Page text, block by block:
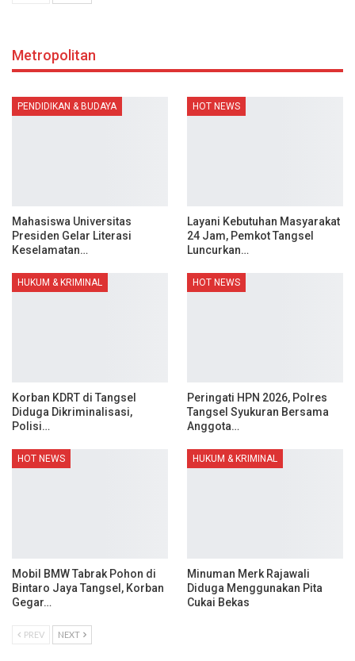
Metropolitan
PENDIDIKAN & BUDAYA
Mahasiswa Universitas
Presiden Gelar Literasi
Keselamatan…
HOT NEWS
Layani Kebutuhan Masyarakat
24 Jam, Pemkot Tangsel
Luncurkan…
HUKUM & KRIMINAL
Korban KDRT di Tangsel
Diduga Dikriminalisasi,
Polisi…
HOT NEWS
Peringati HPN 2026, Polres
Tangsel Syukuran Bersama
Anggota…
HOT NEWS
Mobil BMW Tabrak Pohon di
Bintaro Jaya Tangsel, Korban
Gegar…
HUKUM & KRIMINAL
Minuman Merk Rajawali
Diduga Menggunakan Pita
Cukai Bekas
PREV NEXT